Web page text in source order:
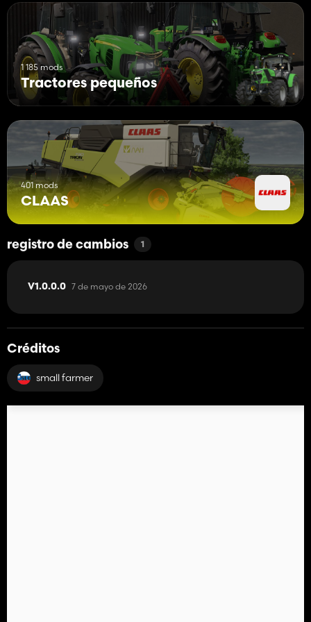
1 185 mods
Tractores pequeños
401 mods
CLAAS
registro de cambios 1
V1.0.0.0 7 de mayo de 2026
Créditos
small farmer